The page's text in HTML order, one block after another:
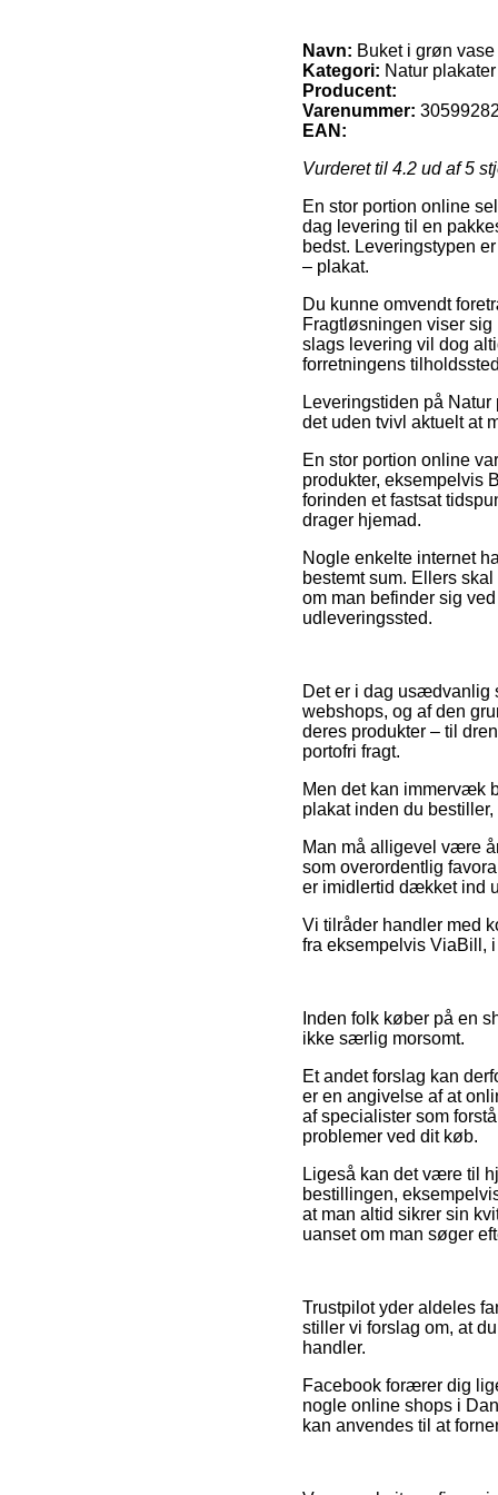
Navn: Buket i grøn
Kategori: Natur plakater
Producent:
Varenummer:
EAN:
Vurderet til 4.2 ud af 5
En stor portion online
dag levering til en
bedst. Leveringstypen
– plakat.
Du kunne omvendt
Fragtløsningen viser
slags levering vil dog
forretningens
Leveringstiden på
det uden tvivl aktuelt at
En stor portion online
produkter, eksempelvis
forinden et fastsat
drager hjemad.
Nogle enkelte internet
bestemt sum. Ellers
om man befinder sig
udleveringssted.
Det er i dag usædvanlig
webshops, og af den
deres produkter – til
portofri fragt.
Men det kan immervæk
plakat inden du
Man må alligevel være
som overordentlig
er imidlertid dækket ind
Vi tilråder handler med
fra eksempelvis ViaBill,
Inden folk køber på en
ikke særlig morsomt.
Et andet forslag kan
er en angivelse af at
af specialister som
problemer ved dit køb.
Ligeså kan det være til
bestillingen,
at man altid sikrer sin
uanset om man søger
Trustpilot yder aldeles
stiller vi forslag om, at
handler.
Facebook forærer dig
nogle online shops i
kan anvendes til at